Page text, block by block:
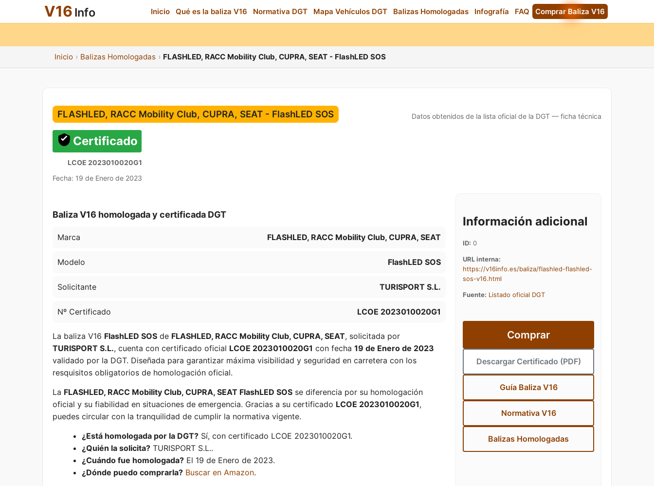
V16 Info Inicio Qué es la baliza V16 Normativa DGT Mapa Vehículos DGT Balizas Homologadas Infografía FAQ Comprar Baliza V16
Inicio Balizas Homologadas FLASHLED, RACC Mobility Club, CUPRA, SEAT - FlashLED SOS
FLASHLED, RACC Mobility Club, CUPRA, SEAT - FlashLED SOS Datos obtenidos de la lista oficial de la DGT — ficha técnica
Certificado
LCOE 2023010020G1
Fecha: 19 de Enero de 2023
Baliza V16 homologada y certificada DGT
Marca FLASHLED, RACC Mobility Club, CUPRA, SEAT
Modelo FlashLED SOS
Solicitante TURISPORT S.L.
Nº Certificado LCOE 2023010020G1
La baliza V16 FlashLED SOS de FLASHLED, RACC Mobility Club, CUPRA, SEAT, solicitada por
TURISPORT S.L., cuenta con certificado oficial LCOE 2023010020G1 con fecha 19 de Enero de 2023
validado por la DGT. Diseñada para garantizar máxima visibilidad y seguridad en carretera con los
resquisitos obligatorios de homologación oficial.
La FLASHLED, RACC Mobility Club, CUPRA, SEAT FlashLED SOS se diferencia por su homologación
oficial y su fiabilidad en situaciones de emergencia. Gracias a su certificado LCOE 2023010020G1,
puedes circular con la tranquilidad de cumplir la normativa vigente.
¿Está homologada por la DGT? Sí, con certificado LCOE 2023010020G1.
¿Quién la solicita? TURISPORT S.L..
¿Cuándo fue homologada? El 19 de Enero de 2023.
¿Dónde puedo comprarla? Buscar en Amazon.
Información adicional
ID: 0
URL interna:
https://v16info.es/baliza/flashled-flashled-
sos-v16.html
Fuente: Listado oficial DGT
Comprar
Descargar Certificado (PDF)
Guía Baliza V16
Normativa V16
Balizas Homologadas